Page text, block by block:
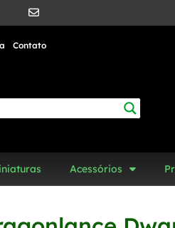
Contato
Acessórios